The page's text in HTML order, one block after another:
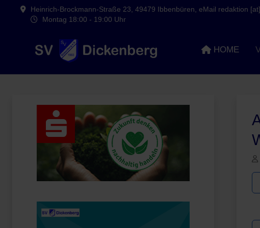
Heinrich-Brockmann-Straße 23, 49479 Ibbenbüren, eMail redaktion
Montag 18:00 - 19:00 Uhr
HOME